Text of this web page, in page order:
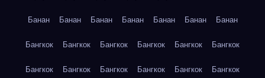
Банан Банан Банан Банан Банан Банан Банан
Бангкок Бангкок Бангкок Бангкок Бангкок Бангкок
Бангкок Бангкок Бангкок Бангкок Бангкок Бангкок